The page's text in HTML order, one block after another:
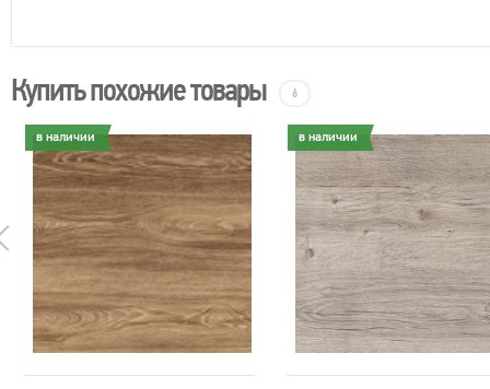
Купить похожие товары 6
в наличии в наличии